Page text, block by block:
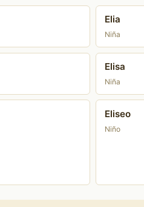
Elia
Niña
Elisa
Niña
Eliseo
Niño